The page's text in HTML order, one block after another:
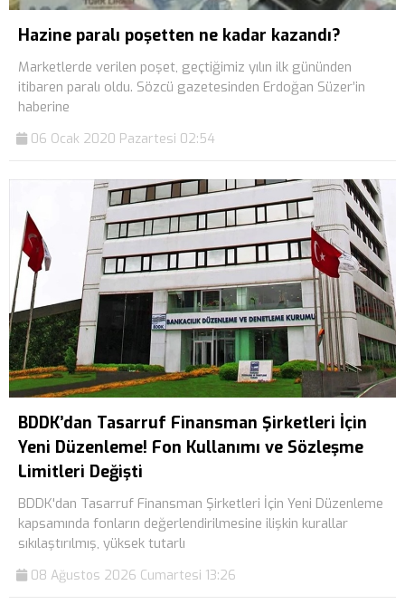
Hazine paralı poşetten ne kadar kazandı?
Marketlerde verilen poşet, geçtiğimiz yılın ilk gününden
itibaren paralı oldu. Sözcü gazetesinden Erdoğan Süzer’in
haberine
06 Ocak 2020 Pazartesi 02:54
BDDK’dan Tasarruf Finansman Şirketleri İçin
Yeni Düzenleme! Fon Kullanımı ve Sözleşme
Limitleri Değişti
BDDK'dan Tasarruf Finansman Şirketleri İçin Yeni Düzenleme
kapsamında fonların değerlendirilmesine ilişkin kurallar
sıkılaştırılmış, yüksek tutarlı
08 Ağustos 2026 Cumartesi 13:26